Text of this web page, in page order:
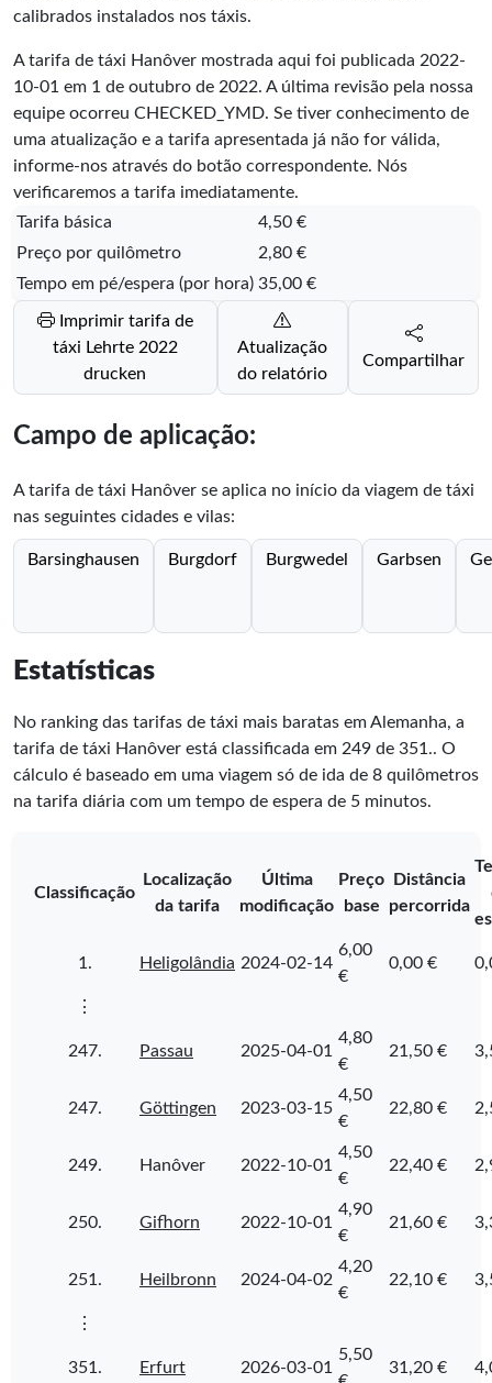
calibrados instalados nos táxis.
A tarifa de táxi Hanôver mostrada aqui foi publicada 2022-
10-01 em 1 de outubro de 2022. A última revisão pela nossa
equipe ocorreu CHECKED_YMD. Se tiver conhecimento de
uma atualização e a tarifa apresentada já não for válida,
informe-nos através do botão correspondente. Nós
verificaremos a tarifa imediatamente.
Tarifa básica
4,50 €
Preço por quilômetro
2,80 €
Tempo em pé/espera (por hora) 35,00 €
Imprimir tarifa de
táxi Lehrte 2022
drucken
Atualização
do relatório
Compartilhar
Campo de aplicação:
A tarifa de táxi Hanôver se aplica no início da viagem de táxi
nas seguintes cidades e vilas:
Barsinghausen Burgdorf Burgwedel Garbsen
Estatísticas
No ranking das tarifas de táxi mais baratas em Alemanha, a
tarifa de táxi Hanôver está classificada em 249 de 351.. O
cálculo é baseado em uma viagem só de ida de 8 quilômetros
na tarifa diária com um tempo de espera de 5 minutos.
Classificação
Localização
da tarifa
Última
modificação
Preço
base
Distância
percorrida
1. Heligolândia 2024-02-14
6,00
€
0,00 €
⋮
247. Passau 2025-04-01
4,80
€
21,50 €
247. Göttingen 2023-03-15
4,50
€
22,80 €
249. Hanôver 2022-10-01
4,50
€
22,40 €
250. Gifhorn 2022-10-01
4,90
€
21,60 €
251. Heilbronn 2024-04-02
4,20
€
22,10 €
⋮
351. Erfurt 2026-03-01
5,50
31,20 €